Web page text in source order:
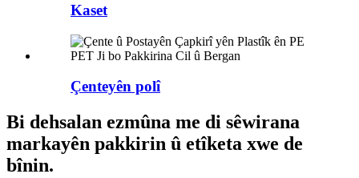
Kaset
Çenteyên polî
Bi dehsalan ezmûna me di sêwirana
markayên pakkirin û etîketa xwe de
bînin.